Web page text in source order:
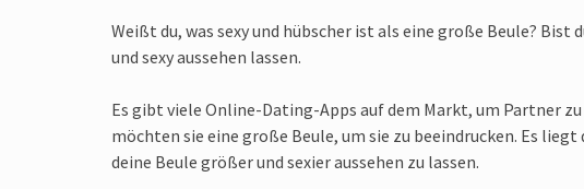
Weißt du, was sexy und hübscher ist als eine große Beule?
und sexy aussehen lassen.
Es gibt viele Online-Dating-Apps auf dem Markt, um Partner
möchten sie eine große Beule, um sie zu beeindrucken. Es
deine Beule größer und sexier aussehen zu lassen.